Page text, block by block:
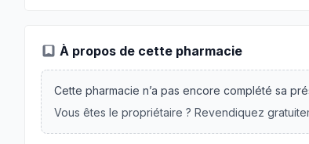
À propos de cette pharmacie
Cette pharmacie n’a pas encore complété sa
Vous êtes le propriétaire ? Revendiquez